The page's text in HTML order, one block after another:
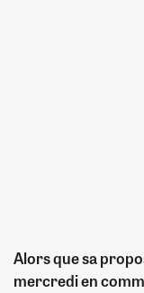
Alors que sa
mercredi en